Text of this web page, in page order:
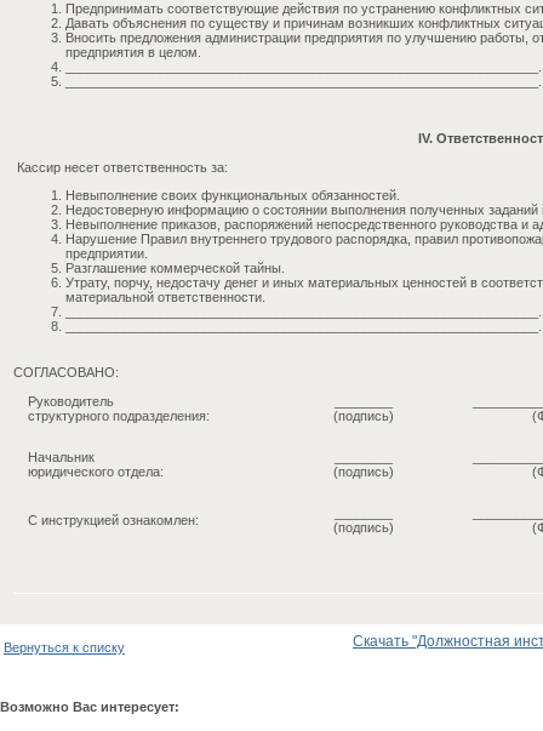
Предпринимать соответствующие действия по устранению конфликтных
Давать объяснения по существу и причинам возникших конфликтных
Вносить предложения администрации предприятия по улучшению работы,
предприятия в целом.
IV.
Кассир несет ответственность за:
Невыполнение своих функциональных обязанностей.
Недостоверную информацию о состоянии выполнения полученных
Невыполнение приказов, распоряжений непосредственного руководства и
Нарушение Правил внутреннего трудового распорядка, правил
предприятии.
Разглашение коммерческой тайны.
Утрату, порчу, недостачу денег и иных материальных ценностей в
материальной ответственности.
СОГЛАСОВАНО:
Руководитель
структурного подразделения:
(подпись)
Начальник
юридического отдела:
(подпись)
С инструкцией ознакомлен:
(подпись)
Вернуться к списку Скачать "Должностная
Возможно Вас интересует: